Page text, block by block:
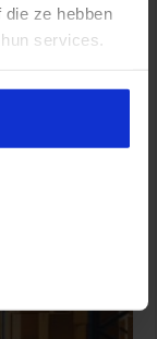
ze hebben
services.
en